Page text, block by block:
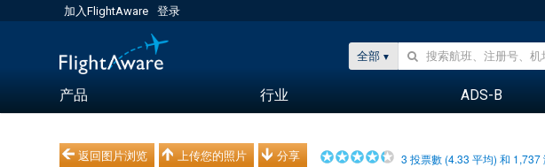
加入FlightAware 登录
全部
产品 行业 ADS-B
返回图片浏览 上传您的照片 分享 3 投票數 (4.33 平均) 和 1,737